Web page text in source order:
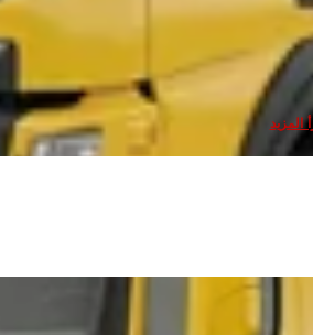
والحفر
خزانات الوقود
شاقة طوال اليوم مثل الحفر والتحميل والنقل
المزيد